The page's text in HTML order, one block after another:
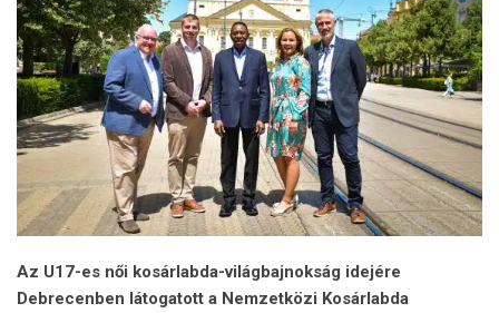
Az U17-es női kosárlabda-világbajnokság idejére
Debrecenben látogatott a Nemzetközi Kosárlabda